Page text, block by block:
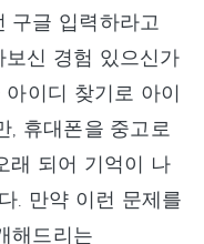
구글 입력하라고
신 경험 있으신가
이디 찾기로 아이
, 휴대폰을 중고로
래 되어 기억이 나
. 만약 이런 문제를
해드리는